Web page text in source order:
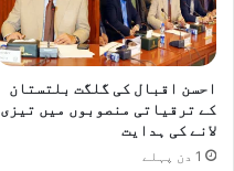
احسن اقبال کی گلگت بلتستان
کے ترقیاتی منصوبوں میں تیزی
لانے کی ہدایت
1 دن پہلے